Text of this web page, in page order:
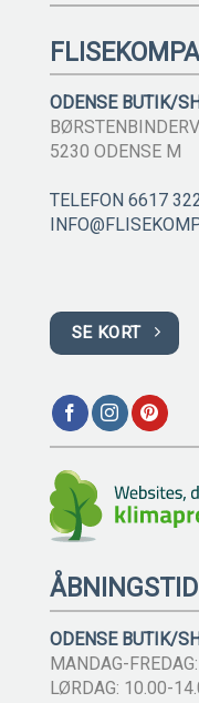
ODENSE BUTIK/
5230 ODENSE M
TELEFON 6617
SE KORT
ODENSE BUTIK/
MANDAG-
LØRDAG: 10.00-